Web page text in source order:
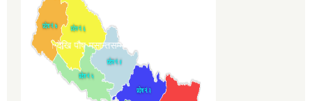
१ देखि पौष मसान्तसम्म